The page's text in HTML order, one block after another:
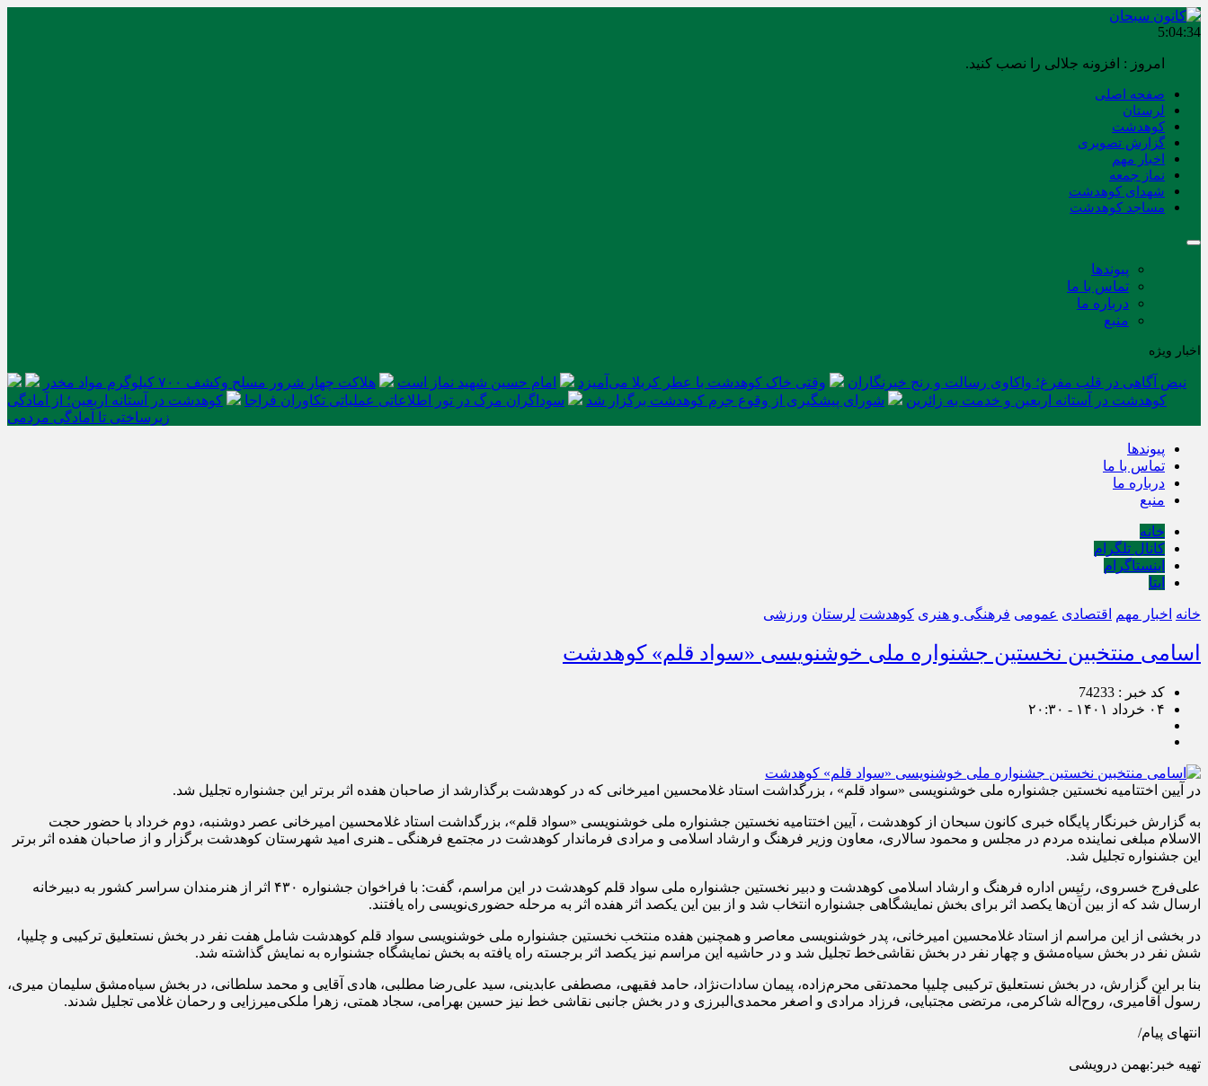
5:04:34
امروز : افزونه جلالی را نصب کنید.
صفحه اصلی
لرستان
کوهدشت
گزارش تصویری
اخبار مهم
نماز جمعه
شهدای کوهدشت
مساجد کوهدشت
پیوندها
تماس با ما
درباره ما
منبع
اخبار ویژه
نبض آگاهی در قلب مفرغ؛ واکاوی رسالت و رنج خبرنگاران وقتی خاک کوهدشت با عطر کربلا می‌آمیزد امام حسین شهید نماز است
هلاکت چهار شرور مسلح وکشف ۷۰۰ کیلوگرم مواد مخدر
کوهدشت در آستانه اربعین و خدمت‌ به زائرین
شورای پیشگیری از وقوع جرم کوهدشت برگزار شد سوداگران مرگ در تور اطلاعاتی عملیاتی تکاوران فراجا
کوهدشت در آستانه اربعین؛ از آمادگی
زیرساختی تا آمادگی مردمی
پیوندها
تماس با ما
درباره ما
منبع
خانه
کانال تلگرام
اینستاگرام
ایتا
خانه اخبار مهم اقتصادی عمومی فرهنگی و هنری کوهدشت لرستان ورزشی
اسامی منتخبین نخستین جشنواره ملی خوشنویسی «سواد قلم» کوهدشت
کد خبر : 74233
۰۴ خرداد ۱۴۰۱ - ۲۰:۳۰
در آیین اختتامیه نخستین جشنواره ملی خوشنویسی «سواد قلم» ، بزرگداشت استاد غلامحسین امیرخانی که در کوهدشت برگذارشد از صاحبان هفده اثر برتر این جشنواره تجلیل شد.
به گزارش خبرنگار پایگاه خبری کانون سبحان از کوهدشت ، آیین اختتامیه نخستین جشنواره ملی خوشنویسی «سواد قلم»، بزرگداشت استاد غلامحسین امیرخانی عصر دوشنبه، دوم خرداد با حضور حجت
الاسلام مبلغی نماینده مردم در مجلس و محمود سالاری، معاون وزیر فرهنگ و ارشاد اسلامی و مرادی فرماندار کوهدشت در مجتمع فرهنگی ـ هنری امید شهرستان کوهدشت برگزار و از صاحبان هفده اثر برتر
این جشنواره تجلیل شد.
علی‌فرج خسروی، رئیس اداره فرهنگ و ارشاد اسلامی کوهدشت و دبیر نخستین جشنواره ملی سواد قلم کوهدشت در این مراسم، گفت: با فراخوان جشنواره ۴۳۰ اثر از هنرمندان سراسر کشور به دبیرخانه
ارسال شد که از بین آن‌ها یکصد اثر برای بخش نمایشگاهی جشنواره انتخاب شد و از بین این یکصد اثر هفده اثر به مرحله حضوری‌نویسی راه یافتند.
در بخشی از این مراسم از استاد غلامحسین امیرخانی، پدر خوشنویسی معاصر و همچنین هفده منتخب نخستین جشنواره ملی خوشنویسی سواد قلم کوهدشت شامل هفت نفر در بخش نستعلیق ترکیبی و چلیپا،
شش نفر در بخش سیاه‌مشق و چهار نفر در بخش نقاشی‌خط تجلیل شد و در حاشیه این مراسم نیز یکصد اثر برجسته راه یافته به بخش نمایشگاه جشنواره به نمایش گذاشته شد.
بنا بر این گزارش، در بخش نستعلیق ترکیبی چلیپا محمدتقی محرم‌زاده، پیمان سادات‌نژاد، حامد فقیهی، مصطفی عابدینی، سید علی‌رضا مطلبی، هادی آقایی و محمد سلطانی، در بخش سیاه‌مشق سلیمان میری،
رسول آقامیری، روح‌اله شاکرمی، مرتضی مجتبایی، فرزاد مرادی و اصغر محمدی‌البرزی و در بخش جانبی نقاشی خط نیز حسین بهرامی، سجاد همتی، زهرا ملکی‌میرزایی و رحمان غلامی تجلیل شدند.
انتهای پیام/
تهیه خبر:بهمن درویشی